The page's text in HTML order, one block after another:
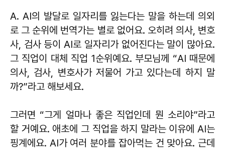
A. AI의 발달로 일자리를 잃는다는 말을 하는데 의외
로 그 순위에 번역가는 별로 없어요. 오히려 의사, 변호
사, 검사 등이 AI로 일자리가 없어진다는 말이 많아요.
그 직업이 대체 직업 1순위예요. 부모님께 “AI 때문에
의사, 검사, 변호사가 저물어 가고 있다는데 하지 말
까?”라고 해보세요.
그러면 “그게 얼마나 좋은 직업인데 뭔 소리야”라고
할 거예요. 애초에 그 직업을 하지 말라는 이유에 AI는
핑계에요. AI가 여러 분야를 잡아먹는 건 맞아요. 근데